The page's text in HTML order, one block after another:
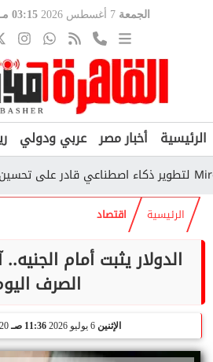
الجمعة 7 أغسطس 2026 03:15 مـ
الرئيسية أخبار مصر عربي ودولي
الرئيسية اقتصاد
الدولار يثبت أمام
الصرف
الإثنين 6 يوليو 2026 11:36 صـ 20 محرّم 1448